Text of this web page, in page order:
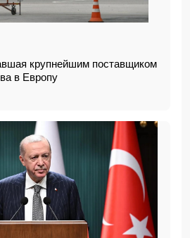
крупнейшим поставщиком
в Европу